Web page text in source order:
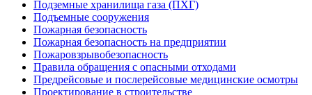
Подземные хранилища газа (ПХГ)
Подъемные сооружения
Пожарная безопасность
Пожарная безопасность на предприятии
Пожаровзрывобезопасность
Правила обращения с опасными отходами
Предрейсовые и послерейсовые медицинские осмотры
Проектирование в строительстве